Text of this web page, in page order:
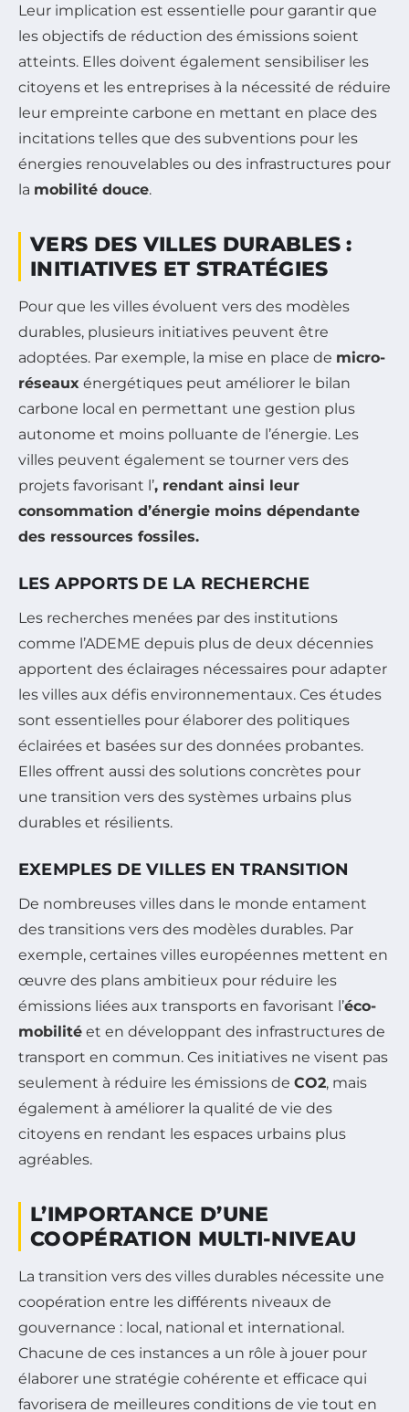
Leur implication est essentielle pour garantir que
les objectifs de réduction des émissions soient
atteints. Elles doivent également sensibiliser les
citoyens et les entreprises à la nécessité de réduire
leur empreinte carbone en mettant en place des
incitations telles que des subventions pour les
énergies renouvelables ou des infrastructures pour
la mobilité douce.
VERS DES VILLES DURABLES :
INITIATIVES ET STRATÉGIES
Pour que les villes évoluent vers des modèles
durables, plusieurs initiatives peuvent être
adoptées. Par exemple, la mise en place de micro-
réseaux énergétiques peut améliorer le bilan
carbone local en permettant une gestion plus
autonome et moins polluante de l’énergie. Les
villes peuvent également se tourner vers des
projets favorisant l’, rendant ainsi leur
consommation d’énergie moins dépendante
des ressources fossiles.
LES APPORTS DE LA RECHERCHE
Les recherches menées par des institutions
comme l’ADEME depuis plus de deux décennies
apportent des éclairages nécessaires pour adapter
les villes aux défis environnementaux. Ces études
sont essentielles pour élaborer des politiques
éclairées et basées sur des données probantes.
Elles offrent aussi des solutions concrètes pour
une transition vers des systèmes urbains plus
durables et résilients.
EXEMPLES DE VILLES EN TRANSITION
De nombreuses villes dans le monde entament
des transitions vers des modèles durables. Par
exemple, certaines villes européennes mettent en
œuvre des plans ambitieux pour réduire les
émissions liées aux transports en favorisant l’éco-
mobilité et en développant des infrastructures de
transport en commun. Ces initiatives ne visent pas
seulement à réduire les émissions de CO2, mais
également à améliorer la qualité de vie des
citoyens en rendant les espaces urbains plus
agréables.
L’IMPORTANCE D’UNE
COOPÉRATION MULTI-NIVEAU
La transition vers des villes durables nécessite une
coopération entre les différents niveaux de
gouvernance : local, national et international.
Chacune de ces instances a un rôle à jouer pour
élaborer une stratégie cohérente et efficace qui
favorisera de meilleures conditions de vie tout en